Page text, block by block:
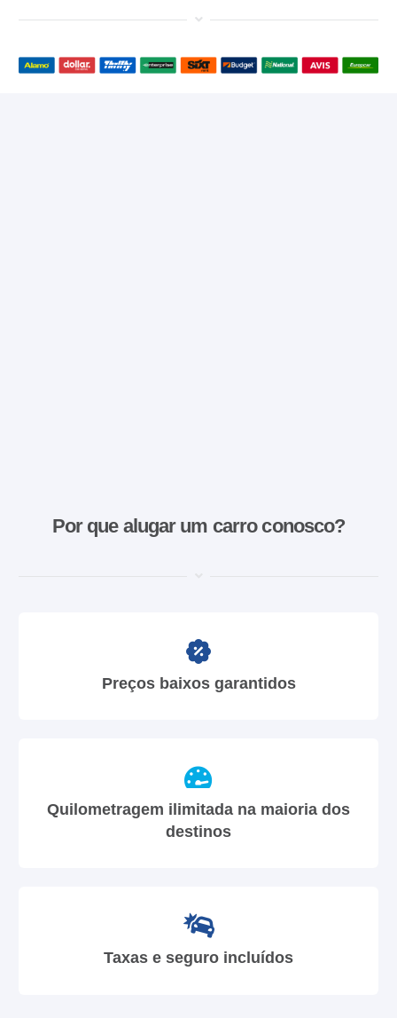
Por que alugar um carro conosco?
Preços baixos garantidos
Quilometragem ilimitada na maioria dos
destinos
Taxas e seguro incluídos